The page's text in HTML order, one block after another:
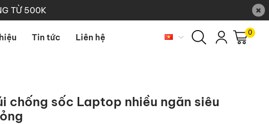
TỪ 500K ×
Tin tức Liên hệ 0
chống sốc Laptop nhiều ngăn siêu